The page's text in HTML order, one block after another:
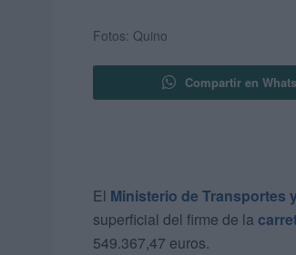
Fotos: Quino
Compartir en
El Ministerio de Transportes
superficial del firme de la
549.367,47 euros.